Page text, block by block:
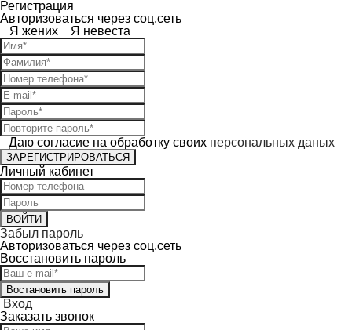
Регистрация
Авторизоваться через соц.сеть
Я жених
Я невеста
Даю согласие на обработку своих персональных даных
ЗАРЕГИСТРИРОВАТЬСЯ
Личный кабинет
ВОЙТИ
Забыл пароль
Авторизоваться через соц.сеть
Восcтановить пароль
Востановить пароль
Вход
Заказать звонок